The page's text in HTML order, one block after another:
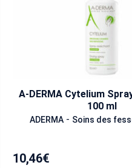
A-DERMA Cytelium
100 ml
ADERMA - Soins des
10,46€